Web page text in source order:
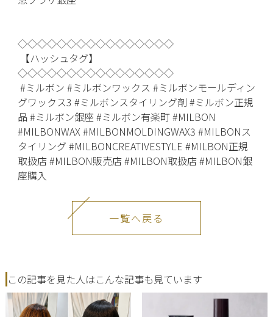
◇◇◇◇◇◇◇◇◇◇◇◇◇◇◇◇
【ハッシュタグ】
◇◇◇◇◇◇◇◇◇◇◇◇◇◇◇◇
#ミルボン #ミルボンワックス #ミルボンモールディン
グワックス3 #ミルボンスタイリング剤 #ミルボン正規
品 #ミルボン銀座 #ミルボン有楽町 #MILBON
#MILBONWAX #MILBONMOLDINGWAX3 #MILBONス
タイリング #MILBONCREATIVESTYLE #MILBON正規
取扱店 #MILBON販売店 #MILBON取扱店 #MILBON銀
座購入
一覧へ戻る
この記事を見た人はこんな記事も見ています